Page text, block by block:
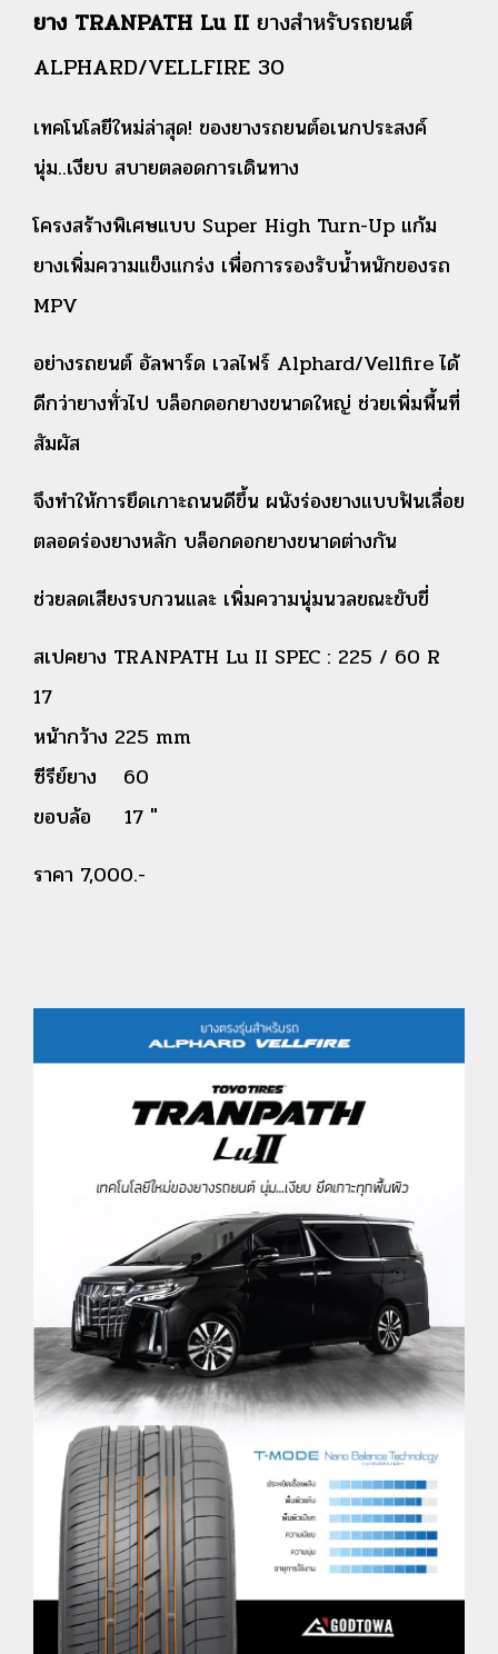
ยาง TRANPATH Lu II ยางสำหรับรถยนต์
ALPHARD/VELLFIRE 30
เทคโนโลยีใหม่ล่าสุด! ของยางรถยนต์อเนกประสงค์
นุ่ม..เงียบ สบายตลอดการเดินทาง
โครงสร้างพิเศษแบบ Super High Turn-Up แก้ม
ยางเพิ่มความแข็งแกร่ง เพื่อการรองรับน้ำหนักของรถ
MPV
อย่างรถยนต์ อัลพาร์ด เวลไฟร์ Alphard/Vellfire ได้
ดีกว่ายางทั่วไป บล็อกดอกยางขนาดใหญ่ ช่วยเพิ่มพื้นที่
สัมผัส
จึงทำให้การยึดเกาะถนนดีขึ้น ผนังร่องยางแบบฟันเลื่อย
ตลอดร่องยางหลัก บล็อกดอกยางขนาดต่างกัน
ช่วยลดเสียงรบกวนและ เพิ่มความนุ่มนวลขณะขับขี่
สเปคยาง TRANPATH Lu II SPEC : 225 / 60 R
17
หน้ากว้าง 225 mm
ซีรีย์ยาง 60
ขอบล้อ 17 "
ราคา 7,000.-